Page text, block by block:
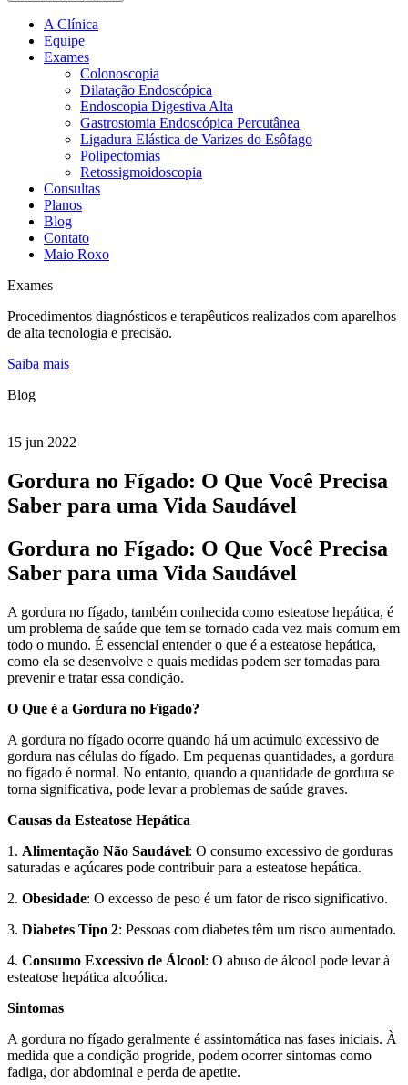
A Clínica
Equipe
Exames
Colonoscopia
Dilatação Endoscópica
Endoscopia Digestiva Alta
Gastrostomia Endoscópica Percutânea
Ligadura Elástica de Varizes do Esôfago
Polipectomias
Retossigmoidoscopia
Consultas
Planos
Blog
Contato
Maio Roxo
Exames
Procedimentos diagnósticos e terapêuticos realizados com aparelhos
de alta tecnologia e precisão.
Saiba mais
Blog
15 jun 2022
Gordura no Fígado: O Que Você Precisa
Saber para uma Vida Saudável
Gordura no Fígado: O Que Você Precisa
Saber para uma Vida Saudável
A gordura no fígado, também conhecida como esteatose hepática, é
um problema de saúde que tem se tornado cada vez mais comum em
todo o mundo. É essencial entender o que é a esteatose hepática,
como ela se desenvolve e quais medidas podem ser tomadas para
prevenir e tratar essa condição.
O Que é a Gordura no Fígado?
A gordura no fígado ocorre quando há um acúmulo excessivo de
gordura nas células do fígado. Em pequenas quantidades, a gordura
no fígado é normal. No entanto, quando a quantidade de gordura se
torna significativa, pode levar a problemas de saúde graves.
Causas da Esteatose Hepática
1. Alimentação Não Saudável: O consumo excessivo de gorduras
saturadas e açúcares pode contribuir para a esteatose hepática.
2. Obesidade: O excesso de peso é um fator de risco significativo.
3. Diabetes Tipo 2: Pessoas com diabetes têm um risco aumentado.
4. Consumo Excessivo de Álcool: O abuso de álcool pode levar à
esteatose hepática alcoólica.
Sintomas
A gordura no fígado geralmente é assintomática nas fases iniciais. À
medida que a condição progride, podem ocorrer sintomas como
fadiga, dor abdominal e perda de apetite.